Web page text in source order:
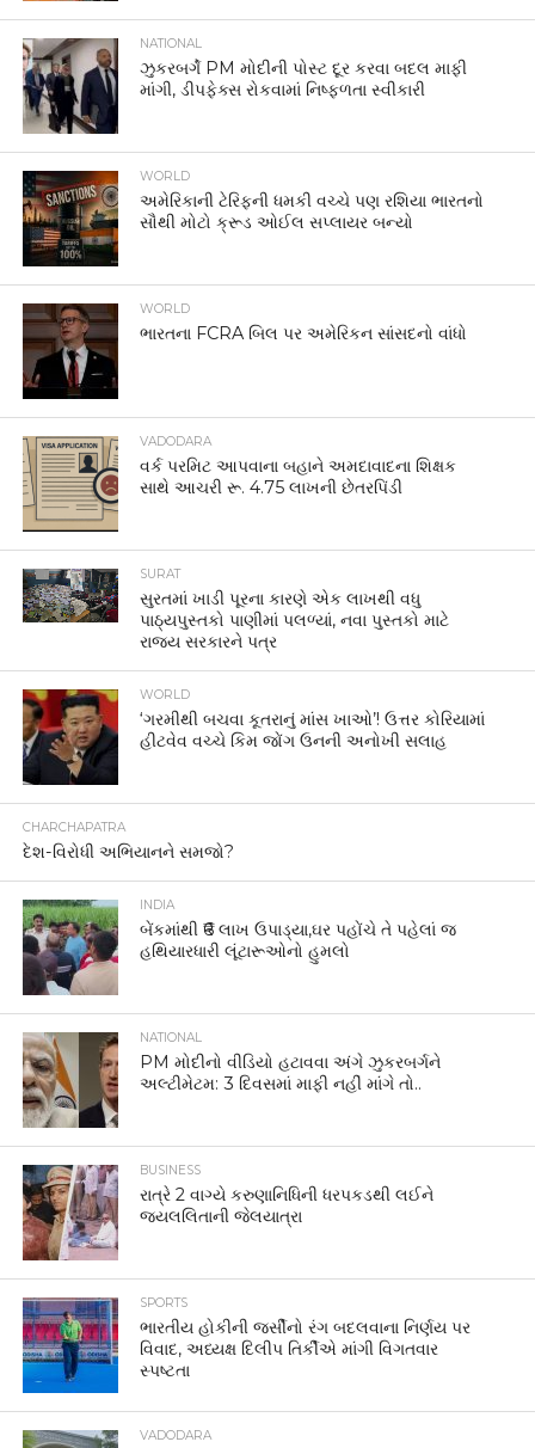
NATIONAL
ઝુકરબર્ગે PM મોદીની પોસ્ટ દૂર કરવા બદલ માફી
માંગી, ડીપફેક્સ રોકવામાં નિષ્ફળતા સ્વીકારી
WORLD
અમેરિકાની ટેરિફની ધમકી વચ્ચે પણ રશિયા ભારતનો
સૌથી મોટો ક્રૂડ ઓઈલ સપ્લાયર બન્યો
WORLD
ભારતના FCRA બિલ પર અમેરિકન સાંસદનો વાંધો
VADODARA
વર્ક પરમિટ આપવાના બહાને અમદાવાદના શિક્ષક
સાથે આચરી રૂ. 4.75 લાખની છેતરપિંડી
SURAT
સુરતમાં ખાડી પૂરના કારણે એક લાખથી વધુ
પાઠ્યપુસ્તકો પાણીમાં પલળ્યાં, નવા પુસ્તકો માટે
રાજ્ય સરકારને પત્ર
WORLD
‘ગરમીથી બચવા કૂતરાનું માંસ ખાઓ’! ઉત્તર કોરિયામાં
હીટવેવ વચ્ચે કિમ જોંગ ઉનની અનોખી સલાહ
CHARCHAPATRA
દેશ-વિરોધી અભિયાનને સમજો?
INDIA
બેંકમાંથી ₹6 લાખ ઉપાડ્યા,ઘર પહોંચે તે પહેલાં જ
હથિયારધારી લૂંટારૂઓનો હુમલો
NATIONAL
PM મોદીનો વીડિયો હટાવવા અંગે ઝુકરબર્ગને
અલ્ટીમેટમ: 3 દિવસમાં માફી નહીં માંગે તો..
BUSINESS
રાત્રે 2 વાગ્યે કરુણાનિધિની ધરપકડથી લઈને
જયલલિતાની જેલયાત્રા
SPORTS
ભારતીય હોકીની જર્સીનો રંગ બદલવાના નિર્ણય પર
વિવાદ, અધ્યક્ષ દિલીપ તિર્કીએ માંગી વિગતવાર
સ્પષ્ટતા
VADODARA